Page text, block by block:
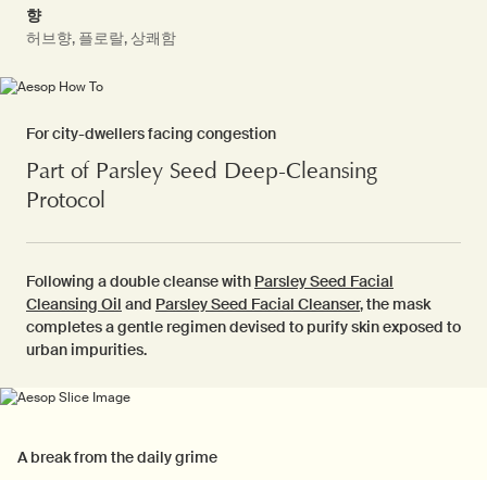
향
허브향, 플로랄, 상쾌함
For city-dwellers facing congestion
Part of Parsley Seed Deep-Cleansing
Protocol
Following a double cleanse with Parsley Seed Facial
Cleansing Oil and Parsley Seed Facial Cleanser, the mask
completes a gentle regimen devised to purify skin exposed to
urban impurities.
PDP Video Fullscreen Flowplayer
PDP Customer Service Banner
PDP Slice 60/40
A break from the daily grime